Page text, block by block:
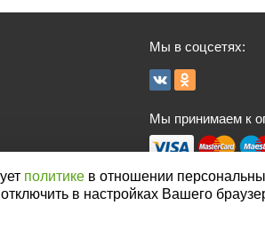
Мы в соцсетях:
Мы принимаем к
политикев отношении
в настройках Вашего